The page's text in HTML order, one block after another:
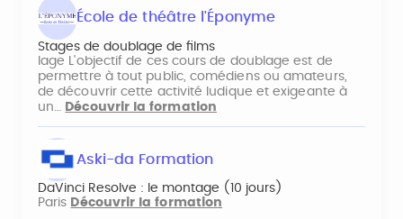
École de théâtre l'Éponyme
Stages de doublage de films
lage L'objectif de ces cours de doublage est de
permettre à tout public, comédiens ou amateurs,
de découvrir cette activité ludique et exigeante à
un…
Découvrir la formation
Aski-da Formation
DaVinci Resolve : le montage (10 jours)
Paris Découvrir la formation